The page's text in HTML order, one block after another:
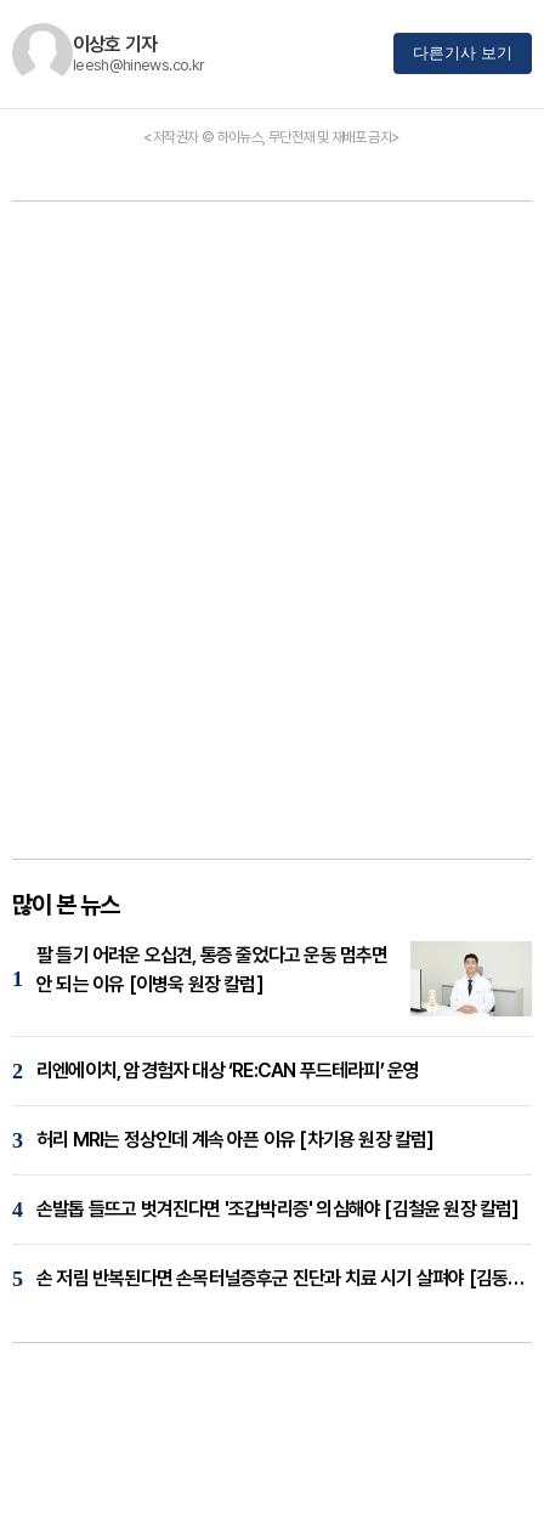
이상호 기자
leesh@hinews.co.kr
다른기사 보기
<저작권자 © 하이뉴스, 무단전재 및 재배포 금지>
많이 본 뉴스
1
팔 들기 어려운 오십견, 통증 줄었다고 운동 멈추면
안 되는 이유 [이병욱 원장 칼럼]
2 리엔에이치, 암경험자 대상 ‘RE:CAN 푸드테라피’ 운영
3 허리 MRI는 정상인데 계속 아픈 이유 [차기용 원장 칼럼]
4 손발톱 들뜨고 벗겨진다면 '조갑박리증' 의심해야 [김철윤 원장 칼럼]
5 손 저림 반복된다면 손목터널증후군 진단과 치료 시기 살펴야 [김동현 원장 칼럼]